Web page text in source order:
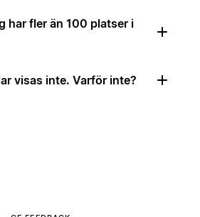
har fler än 100 platser i
visas inte. Varför inte?